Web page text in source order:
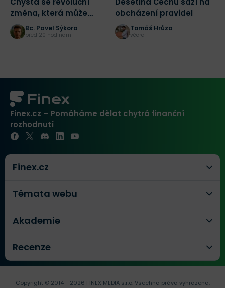
změna, která může
spustit masivní růst
Bc. Pavel Sýkora
před 20 hodinami
obcházení pravidel
Tomáš Hrůza
včera
Finex.cz – Pomáháme dělat chytrá finanční
rozhodnutí
Finex.cz
Témata webu
Akademie
Recenze
Copyright © 2014 - 2026 FINEX MEDIA s.r.o.Všechna práva vyhrazena.